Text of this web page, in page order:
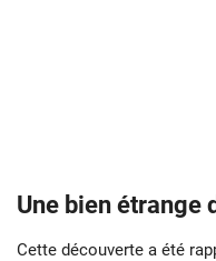
Une bien étrange
Cette découverte a été